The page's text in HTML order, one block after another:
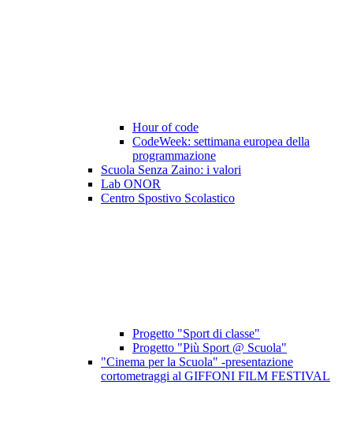
Hour of code
CodeWeek: settimana europea della
programmazione
Scuola Senza Zaino: i valori
Lab ONOR
Centro Spostivo Scolastico
Progetto "Sport di classe"
Progetto "Più Sport @ Scuola"
"Cinema per la Scuola" -presentazione
cortometraggi al GIFFONI FILM FESTIVAL